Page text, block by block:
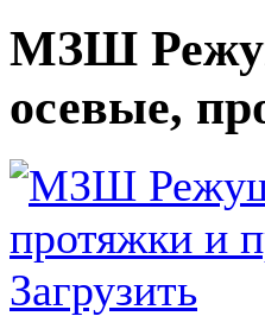
МЗШ
осевые,
Загрузить